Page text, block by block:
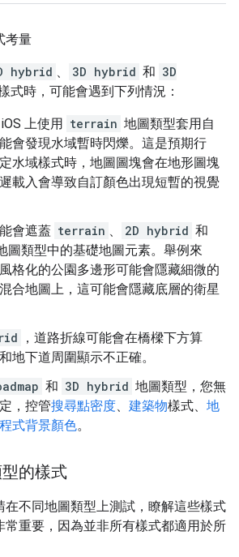
考量
hybrid 、 3D hybrid 和 3D
式時，可能會遇到下列情況：
上使用 terrain 地圖類型套用自
會發現水域暫時閃爍。這是預期行
水域樣式時，地圖圖塊會在地形圖塊
載入會導致自訂顏色出現短暫的視覺
會遮蓋 terrain 、 2D hybrid 和
圖類型中的基礎地圖元素。舉例來
格化的公園多邊形可能會隱藏細微的
合地圖上，這可能會隱藏底層的衛星
，道路折線可能會在橋樑下方算
地下道周圍顯示不正確。
和 3D hybrid 地圖類型，您無
，控管搜尋點密度、 建築物樣式、 地
式背景顏色。
的樣式
在不同地圖類型上測試，瞭解這些樣式
常重要，因為並非所有樣式都適用於所